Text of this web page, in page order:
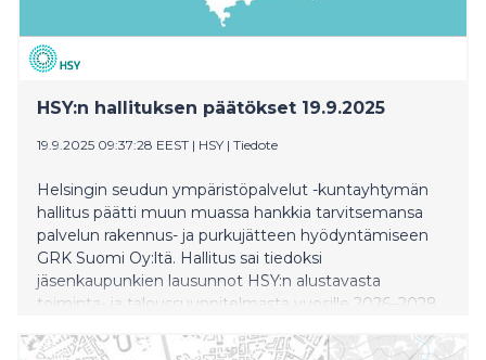
HSY:n hallituksen päätökset 19.9.2025
19.9.2025 09:37:28 EEST | HSY | Tiedote
Helsingin seudun ympäristöpalvelut -kuntayhtymän
hallitus päätti muun muassa hankkia tarvitsemansa
palvelun rakennus- ja purkujätteen hyödyntämiseen
GRK Suomi Oy:ltä. Hallitus sai tiedoksi
jäsenkaupunkien lausunnot HSY:n alustavasta
toiminta- ja taloussuunnitelmasta vuosille 2026–2028
nimeämät varsinaiset asiantuntijajäsenet, joita ovat: -